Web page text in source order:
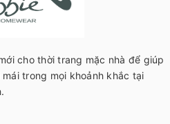
cho thời trang mặc nhà để giúp
trong mọi khoảnh khắc tại